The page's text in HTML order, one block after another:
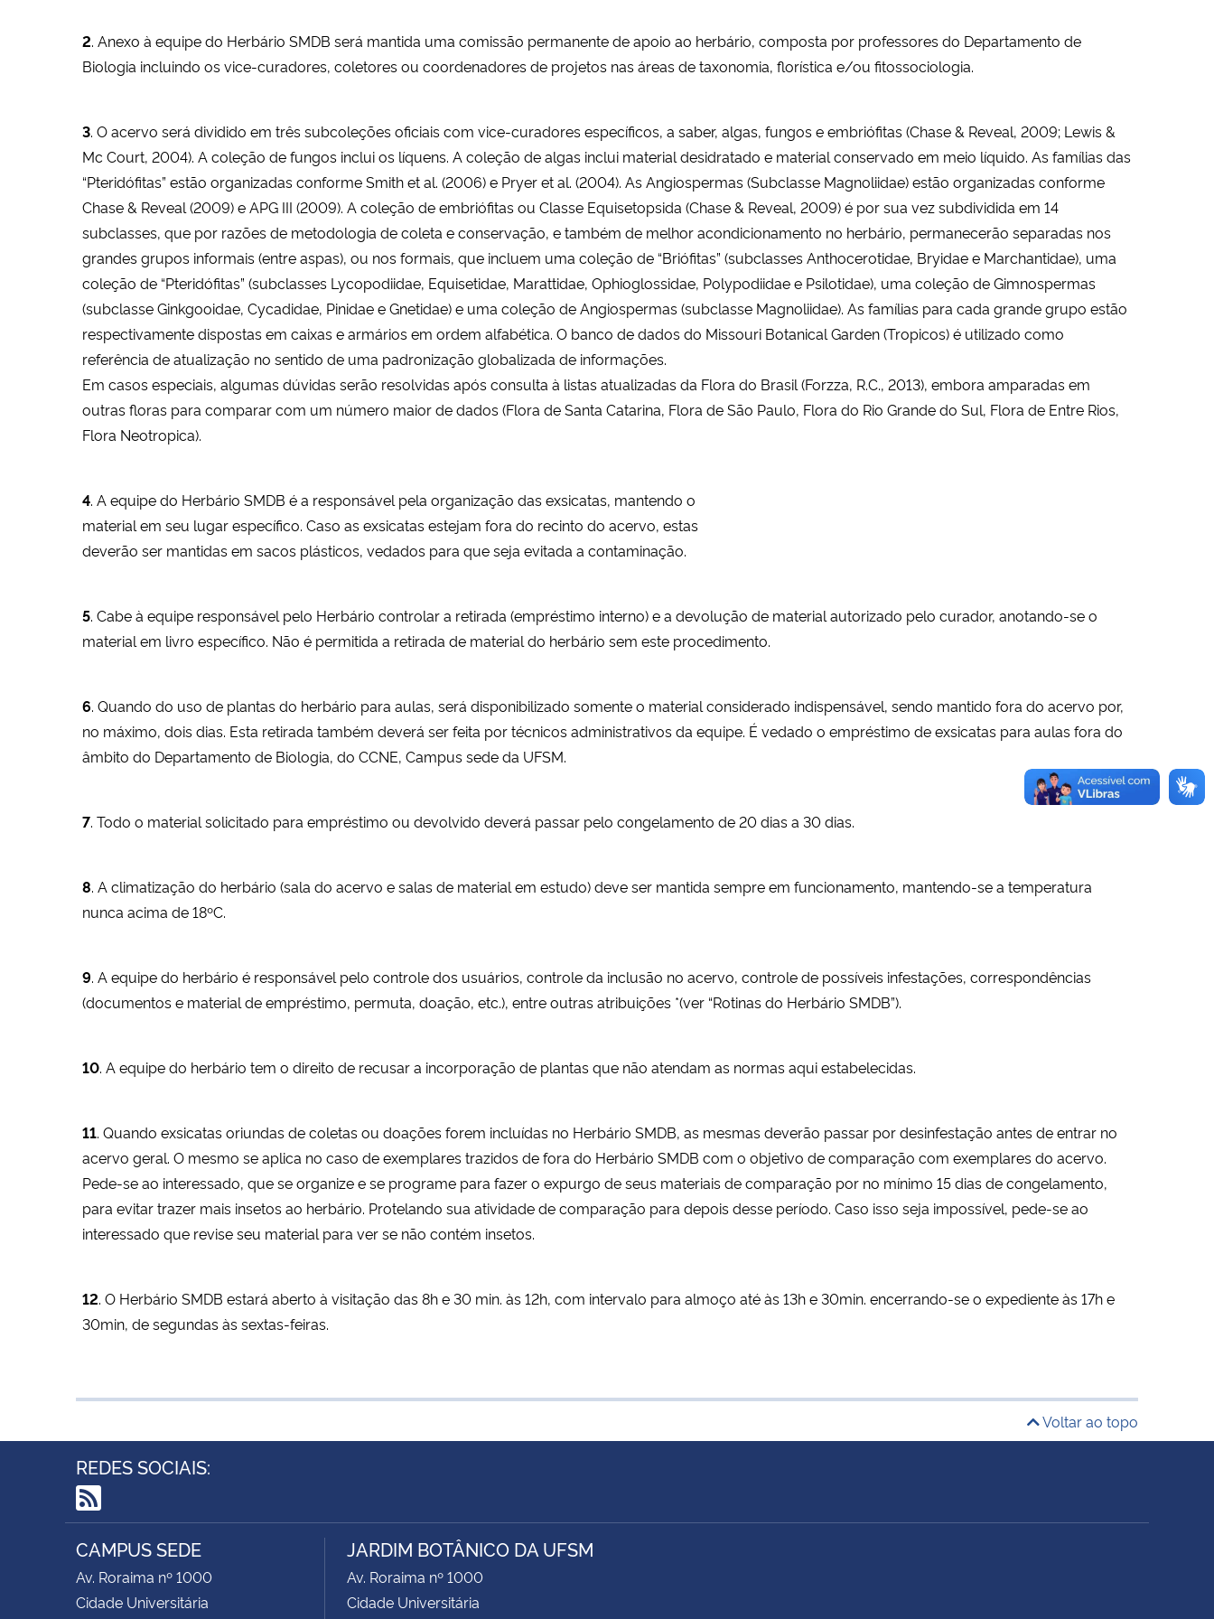
2. Anexo à equipe do Herbário SMDB será mantida uma comissão permanente de apoio ao herbário, composta por professores do Departamento de
Biologia incluindo os vice-curadores, coletores ou coordenadores de projetos nas áreas de taxonomia, florística e/ou fitossociologia.
3. O acervo será dividido em três subcoleções oficiais com vice-curadores específicos, a saber, algas, fungos e embriófitas (Chase & Reveal, 2009; Lewis &
Mc Court, 2004). A coleção de fungos inclui os líquens. A coleção de algas inclui material desidratado e material conservado em meio líquido. As famílias das
“Pteridófitas” estão organizadas conforme Smith et al. (2006) e Pryer et al. (2004). As Angiospermas (Subclasse Magnoliidae) estão organizadas conforme
Chase & Reveal (2009) e APG III (2009). A coleção de embriófitas ou Classe Equisetopsida (Chase & Reveal, 2009) é por sua vez subdividida em 14
subclasses, que por razões de metodologia de coleta e conservação, e também de melhor acondicionamento no herbário, permanecerão separadas nos
grandes grupos informais (entre aspas), ou nos formais, que incluem uma coleção de “Briófitas” (subclasses Anthocerotidae, Bryidae e Marchantidae), uma
coleção de “Pteridófitas” (subclasses Lycopodiidae, Equisetidae, Marattidae, Ophioglossidae, Polypodiidae e Psilotidae), uma coleção de Gimnospermas
(subclasse Ginkgooidae, Cycadidae, Pinidae e Gnetidae) e uma coleção de Angiospermas (subclasse Magnoliidae). As famílias para cada grande grupo estão
respectivamente dispostas em caixas e armários em ordem alfabética. O banco de dados do Missouri Botanical Garden (Tropicos) é utilizado como
referência de atualização no sentido de uma padronização globalizada de informações.
Em casos especiais, algumas dúvidas serão resolvidas após consulta à listas atualizadas da Flora do Brasil (Forzza, R.C., 2013), embora amparadas em
outras floras para comparar com um número maior de dados (Flora de Santa Catarina, Flora de São Paulo, Flora do Rio Grande do Sul, Flora de Entre Rios,
Flora Neotropica).
4. A equipe do Herbário SMDB é a responsável pela organização das exsicatas, mantendo o
material em seu lugar específico. Caso as exsicatas estejam fora do recinto do acervo, estas
deverão ser mantidas em sacos plásticos, vedados para que seja evitada a contaminação.
5. Cabe à equipe responsável pelo Herbário controlar a retirada (empréstimo interno) e a devolução de material autorizado pelo curador, anotando-se o
material em livro específico. Não é permitida a retirada de material do herbário sem este procedimento.
6. Quando do uso de plantas do herbário para aulas, será disponibilizado somente o material considerado indispensável, sendo mantido fora do acervo por,
no máximo, dois dias. Esta retirada também deverá ser feita por técnicos administrativos da equipe. É vedado o empréstimo de exsicatas para aulas fora do
âmbito do Departamento de Biologia, do CCNE, Campus sede da UFSM.
7. Todo o material solicitado para empréstimo ou devolvido deverá passar pelo congelamento de 20 dias a 30 dias.
8. A climatização do herbário (sala do acervo e salas de material em estudo) deve ser mantida sempre em funcionamento, mantendo-se a temperatura
nunca acima de 18ºC.
9. A equipe do herbário é responsável pelo controle dos usuários, controle da inclusão no acervo, controle de possíveis infestações, correspondências
(documentos e material de empréstimo, permuta, doação, etc.), entre outras atribuições *(ver “Rotinas do Herbário SMDB”).
10. A equipe do herbário tem o direito de recusar a incorporação de plantas que não atendam as normas aqui estabelecidas.
11. Quando exsicatas oriundas de coletas ou doações forem incluídas no Herbário SMDB, as mesmas deverão passar por desinfestação antes de entrar no
acervo geral. O mesmo se aplica no caso de exemplares trazidos de fora do Herbário SMDB com o objetivo de comparação com exemplares do acervo.
Pede-se ao interessado, que se organize e se programe para fazer o expurgo de seus materiais de comparação por no mínimo 15 dias de congelamento,
para evitar trazer mais insetos ao herbário. Protelando sua atividade de comparação para depois desse período. Caso isso seja impossível, pede-se ao
interessado que revise seu material para ver se não contém insetos.
12. O Herbário SMDB estará aberto à visitação das 8h e 30 min. às 12h, com intervalo para almoço até às 13h e 30min. encerrando-se o expediente às 17h e
30min, de segundas às sextas-feiras.
Voltar ao topo
REDES SOCIAIS:
RSS
CAMPUS SEDE
Av. Roraima nº 1000
Cidade Universitária
JARDIM BOTÂNICO DA UFSM
Av. Roraima nº 1000
Cidade Universitária